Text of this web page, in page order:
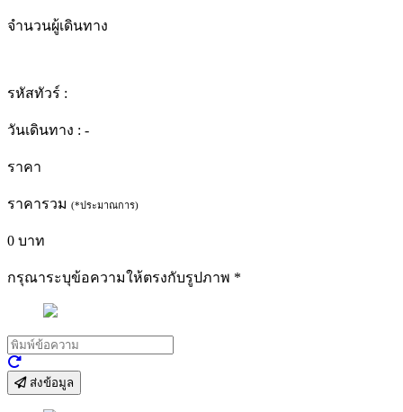
จำนวนผู้เดินทาง
รหัสทัวร์ :
วันเดินทาง : -
ราคา
ราคารวม (*ประมาณการ)
0 บาท
กรุณาระบุข้อความให้ตรงกับรูปภาพ *
ส่งข้อมูล